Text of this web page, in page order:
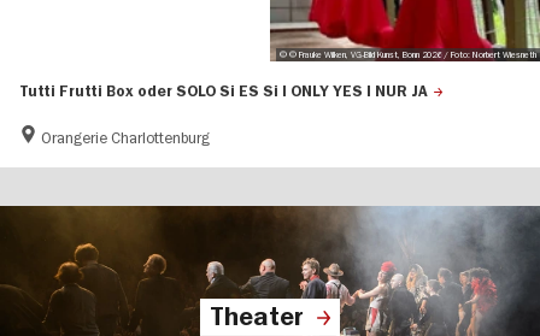
Tutti Frutti Box oder SOLO Si ES Si I ONLY YES I NUR JA
Orangerie Charlottenburg
© © Frauke Wilken, VG-Bild Kunst, Bonn 2026 / Foto: Norbert Wiesneth
Theater